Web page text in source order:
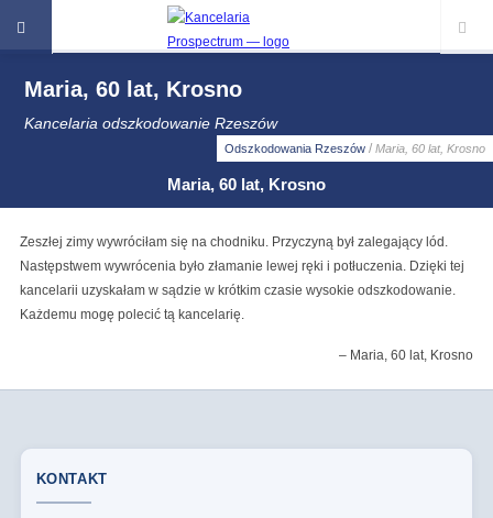
Odszkodowania Rzeszów / Maria, 60 lat, Krosno
Maria, 60 lat, Krosno
Kancelaria odszkodowanie Rzeszów
Maria, 60 lat, Krosno
Zeszłej zimy wywróciłam się na chodniku. Przyczyną był zalegający lód.
Następstwem wywrócenia było złamanie lewej ręki i potłuczenia. Dzięki tej
kancelarii uzyskałam w sądzie w krótkim czasie wysokie odszkodowanie.
Każdemu mogę polecić tą kancelarię.
Maria, 60 lat, Krosno
KONTAKT